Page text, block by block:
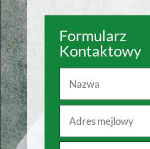
Formularz
Kontaktowy